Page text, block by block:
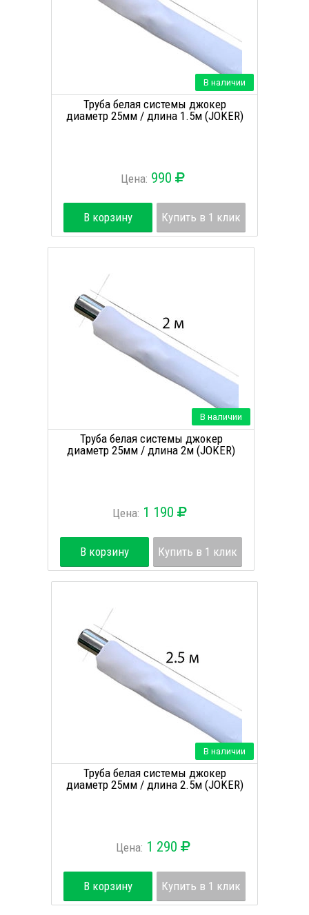
В наличии
Труба белая системы джокер
диаметр 25мм / длина 1.5м (JOKER)
Цена: 990
В корзину Купить в 1 клик
В наличии
Труба белая системы джокер
диаметр 25мм / длина 2м (JOKER)
Цена: 1 190
В корзину Купить в 1 клик
В наличии
Труба белая системы джокер
диаметр 25мм / длина 2.5м (JOKER)
Цена: 1 290
В корзину Купить в 1 клик